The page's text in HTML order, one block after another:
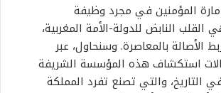
المؤمنين في مجرد وظيفة
القلب النابض للدولة-الأمة المغربية،
الأصالة بالمعاصرة. وسنحاول، عبر
استكشاف هذه المؤسسة الشريفة
التاريخ، والتي تصنع تفرد المملكة